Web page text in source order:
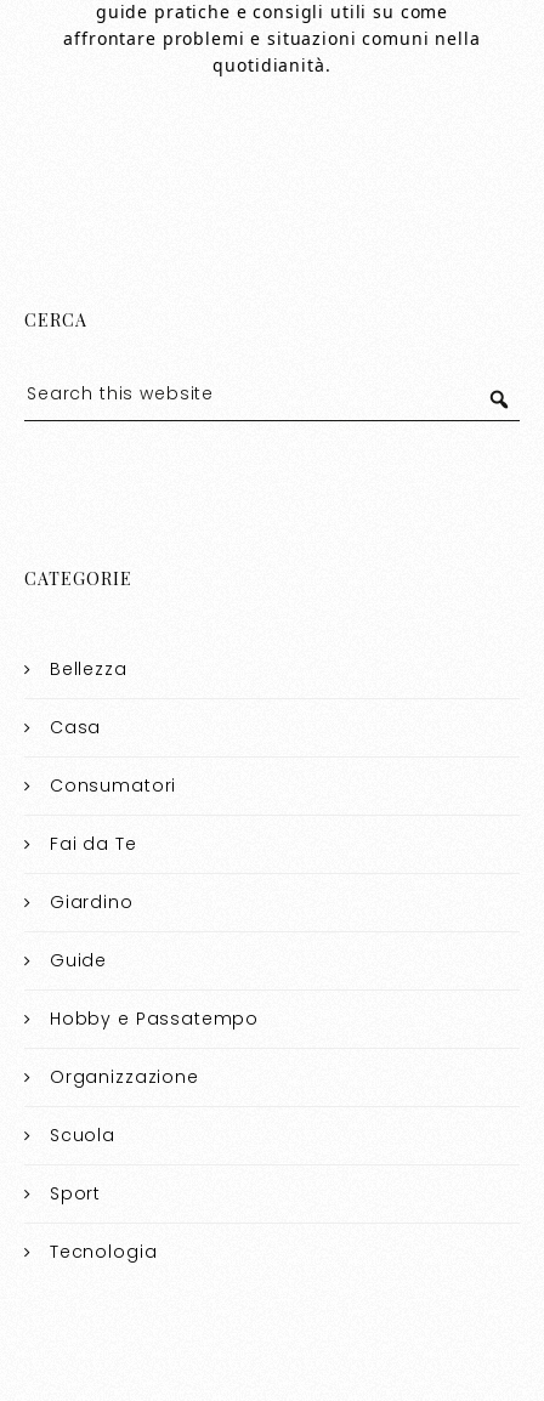
guide pratiche e consigli utili su come
affrontare problemi e situazioni comuni nella
quotidianità.
CERCA
CATEGORIE
Bellezza
Casa
Consumatori
Fai da Te
Giardino
Guide
Hobby e Passatempo
Organizzazione
Scuola
Sport
Tecnologia